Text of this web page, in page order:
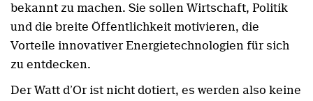
bekannt zu machen. Sie sollen Wirtschaft, Politik
und die breite Öffentlichkeit motivieren, die
Vorteile innovativer Energietechnologien für sich
zu entdecken.
Der Watt d’Or ist nicht dotiert, es werden also keine